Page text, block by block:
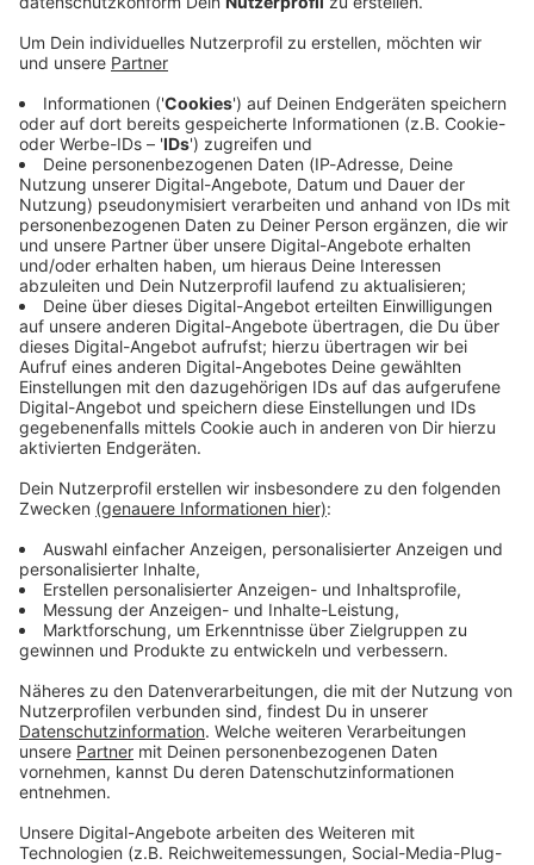
Immer auf dem Laufenden
bleiben!
Verpass' nichts mehr - mit unserem kostenlosen
ANTENNE BAYERN Newsletter. Ob Nachrichten,
Lifestyle oder unsere neuesten Aktionen - wir
informieren dich.
Zum Newsletter anmelden
Du möchtest uns etwas sagen?
Studio Hotline